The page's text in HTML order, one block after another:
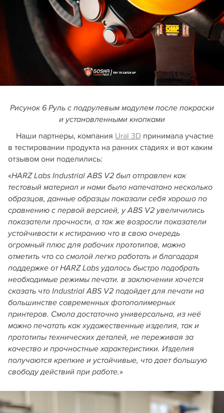
Рисунок 6 Руль с подрулевым модулем после покраски
и установленными кнопками
Наши партнеры, компания Ural 3D принимала участие
в тестировании продукта на ранних стадиях и вот каким
отзывом они поделились:
«HARZ Labs Industrial ABS V2 был отправлен как
тестовый материал и нами было напечатано несколько
образцов, данные образцы показали себя хорошо по
сравнению с первой версией, у ABS V2 увеличились
показатели прочности, а так же возросли показатели
устойчивости к истиранию что в свою очередь
огромный плюс для рабочих прототипов, можно
отметить что со смолой легко работать и благодаря
поддержке от HARZ Labs удалось быстро подобрать
необходимые режимы печати. в заключении хочется
сказать что Industrial ABS V2 подойдет для печати на
большинстве современных фотополимерных
принтеров. Смола достаточно универсальна, из неё
можно печатать как художественные изделия, так и
прототипы технических деталей, не переживая за
качество и прочностные характеристики. Изделия
получаются крепкие и устойчивые, что дает большую
свободу действий при работе.»